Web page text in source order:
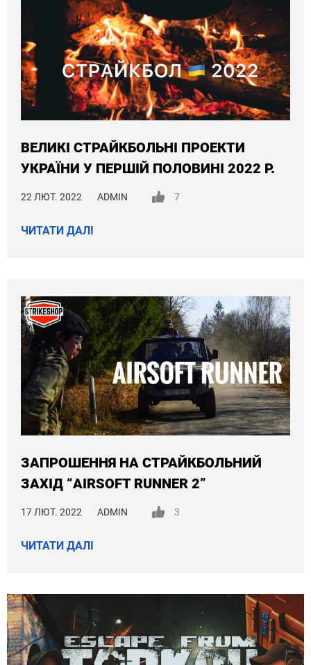
ВЕЛИКІ СТРАЙКБОЛЬНІ ПРОЕКТИ
УКРАЇНИ У ПЕРШІЙ ПОЛОВИНІ 2022 Р.
22 ЛЮТ. 2022 ADMIN 7
ЧИТАТИ ДАЛІ
ЗАПРОШЕННЯ НА СТРАЙКБОЛЬНИЙ
ЗАХІД “AIRSOFT RUNNER 2”
17 ЛЮТ. 2022 ADMIN 3
ЧИТАТИ ДАЛІ